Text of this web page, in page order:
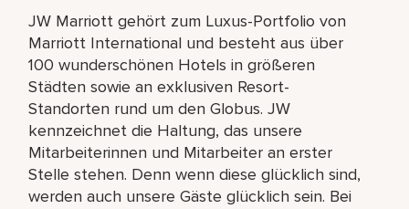
JW Marriott gehört zum Luxus-Portfolio von
Marriott International und besteht aus über
100 wunderschönen Hotels in größeren
Städten sowie an exklusiven Resort-
Standorten rund um den Globus. JW
kennzeichnet die Haltung, das unsere
Mitarbeiterinnen und Mitarbeiter an erster
Stelle stehen. Denn wenn diese glücklich sind,
werden auch unsere Gäste glücklich sein. Bei